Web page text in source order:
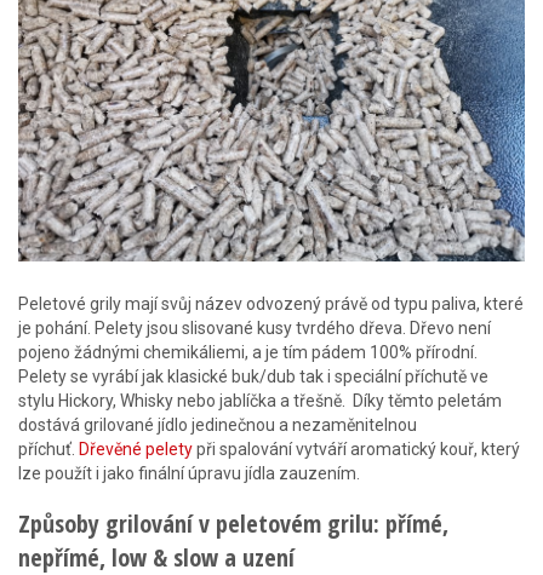
Peletové grily mají svůj název odvozený právě od typu paliva, které
je pohání. Pelety jsou slisované kusy tvrdého dřeva. Dřevo není
pojeno žádnými chemikáliemi, a je tím pádem 100% přírodní.
Pelety se vyrábí jak klasické buk/dub tak i speciální příchutě ve
stylu Hickory, Whisky nebo jablíčka a třešně. Díky těmto peletám
dostává grilované jídlo jedinečnou a nezaměnitelnou
příchuť. Dřevěné peletypři spalování vytváří aromatický kouř, který
lze použít i jako finální úpravu jídla zauzením.
Způsoby grilování v peletovém grilu: přímé,
nepřímé, low & slow a uzení